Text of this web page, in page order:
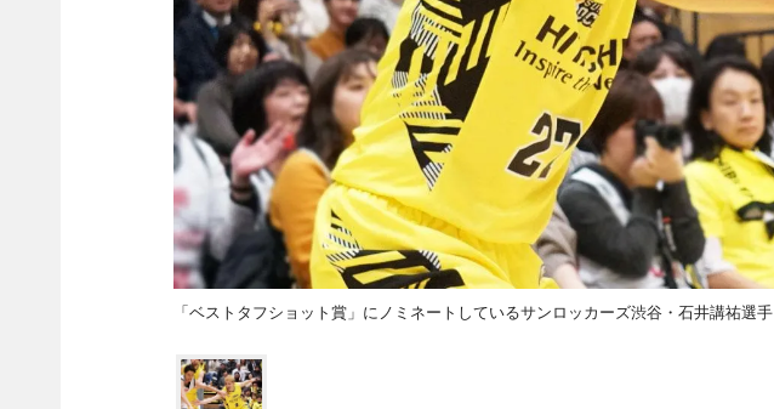
「ベストタフショット賞」にノミネートしているサンロッカーズ渋谷・石井講祐選手